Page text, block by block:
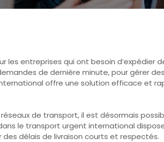
entreprises qui ont besoin d’expédier
de dernière minute, pour gérer
offre une solution efficace et
de transport, il est désormais
le transport urgent international
délais de livraison courts et respectés.